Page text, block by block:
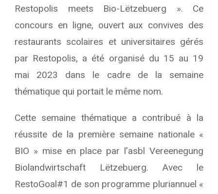
Restopolis meets Bio-Lëtzebuerg ». Ce
concours en ligne, ouvert aux convives des
restaurants scolaires et universitaires gérés
par Restopolis, a été organisé du 15 au 19
mai 2023 dans le cadre de la semaine
thématique qui portait le même nom.
Cette semaine thématique a contribué à la
réussite de la première semaine nationale «
BIO » mise en place par l’asbl Vereenegung
Biolandwirtschaft Lëtzebuerg. Avec le
RestoGoal#1 de son programme pluriannuel «